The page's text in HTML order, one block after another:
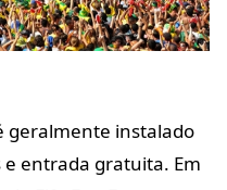
geralmente instalado
entrada gratuita. Em